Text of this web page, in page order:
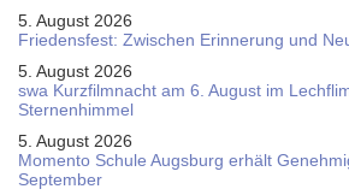
5. August 2026
Friedensfest: Zwischen Erinnerung und
5. August 2026
swa Kurz­film­nacht am 6. August im
Sternen­himmel
5. August 2026
Momento Schule Augsburg erhält
September